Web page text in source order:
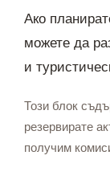
Ако
можете да
и
Този блок
резервирате
получим